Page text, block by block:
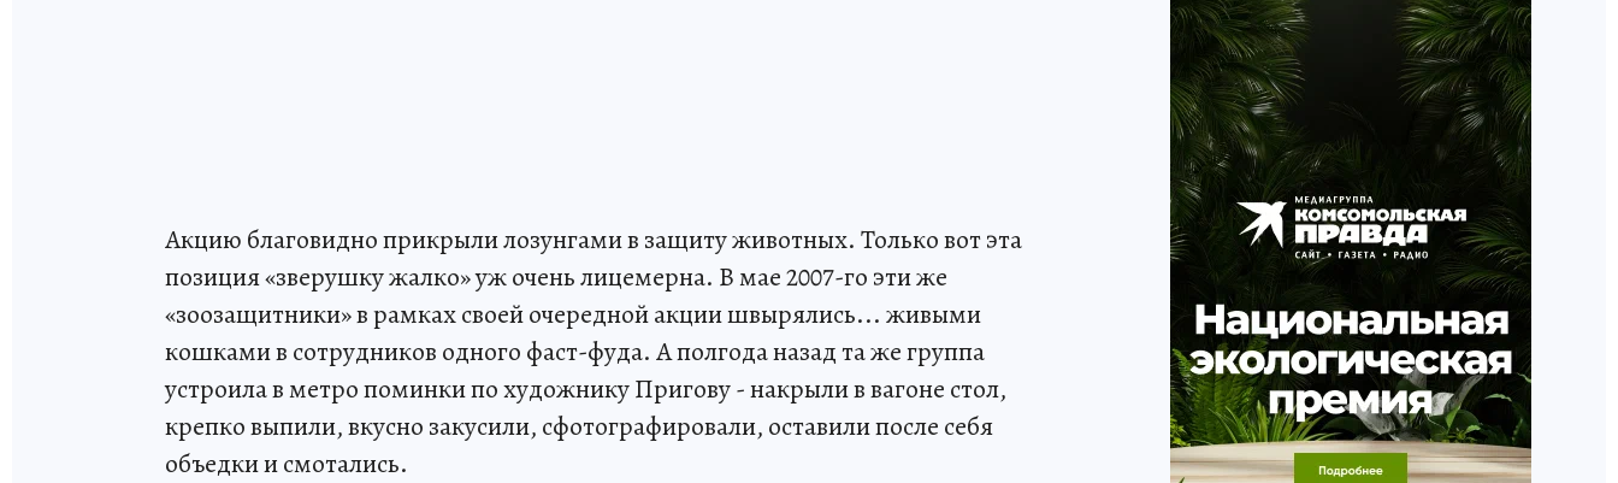
Акцию благовидно прикрыли лозунгами в защиту животных. Только вот эта
позиция «зверушку жалко» уж очень лицемерна. В мае 2007-го эти же
«зоозащитники» в рамках своей очередной акции швырялись... живыми
кошками в сотрудников одного фаст-фуда. А полгода назад та же группа
устроила в метро поминки по художнику Пригову - накрыли в вагоне стол,
крепко выпили, вкусно закусили, сфотографировали, оставили после себя
объедки и смотались.